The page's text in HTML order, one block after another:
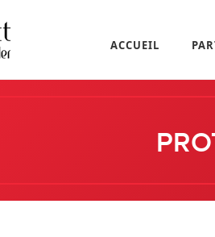
ACCUEIL